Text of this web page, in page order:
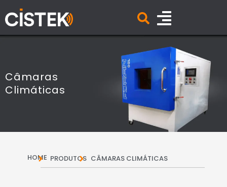
Câmaras
Climáticas
HOME PRODUTOS CÂMARAS CLIMÁTICAS